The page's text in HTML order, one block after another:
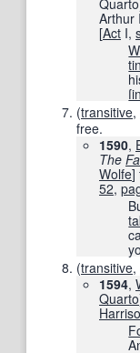
Arthur
[Act I,
(transitive,
free.
1590,
The
Wolfe]
52,
(transitive,
1594,
Quarto